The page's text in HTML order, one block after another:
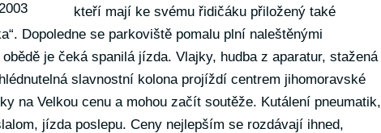
kteří mají ke svému řidičáku přiložený také
Dopoledne se parkoviště pomalu plní naleštěnými
je čeká spanilá jízda. Vlajky, hudba z aparatur, stažená
slavnostní kolona projíždí centrem jihomoravské
na Velkou cenu a mohou začít soutěže. Kutálení pneumatik,
jízda poslepu. Ceny nejlepším se rozdávají ihned,